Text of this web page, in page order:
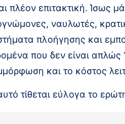
πλέον επιτακτική. Ίσως
ναυλωτές,
πλοήγησης και
που δεν είναι απλώς
και το κόστος
αυτό τίθεται εύλογα το